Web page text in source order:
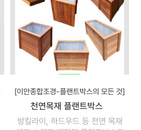
[이안종합조경-플랜트박스의 모든 것]
천연목재 플랜트박스
방킬라이, 하드우드 등 천연 목재